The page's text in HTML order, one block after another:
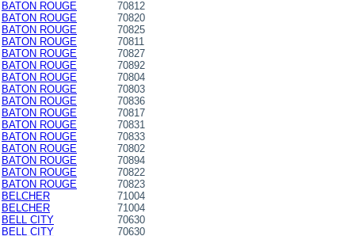
BATON ROUGE
70812
BATON ROUGE
70820
BATON ROUGE
70825
BATON ROUGE
70811
BATON ROUGE
70827
BATON ROUGE
70892
BATON ROUGE
70804
BATON ROUGE
70803
BATON ROUGE
70836
BATON ROUGE
70817
BATON ROUGE
70831
BATON ROUGE
70833
BATON ROUGE
70802
BATON ROUGE
70894
BATON ROUGE
70822
BATON ROUGE
70823
BELCHER
71004
BELCHER
71004
BELL CITY
70630
BELL CITY
70630